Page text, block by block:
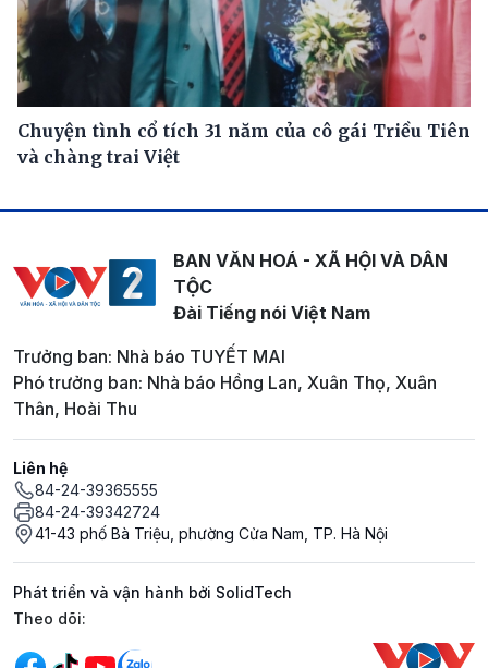
Chuyện tình cổ tích 31 năm của cô gái Triều Tiên
và chàng trai Việt
BAN VĂN HOÁ - XÃ HỘI VÀ DÂN
TỘC
Đài Tiếng nói Việt Nam
Trưởng ban: Nhà báo TUYẾT MAI
Phó trưởng ban: Nhà báo Hồng Lan, Xuân Thọ, Xuân
Thân, Hoài Thu
Liên hệ
84-24-39365555
84-24-39342724
41-43 phố Bà Triệu, phường Cửa Nam, TP. Hà Nội
Phát triển và vận hành bởi SolidTech
Mạng xã hội
Theo dõi: